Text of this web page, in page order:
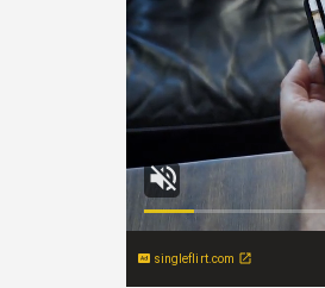
singleflirt.com